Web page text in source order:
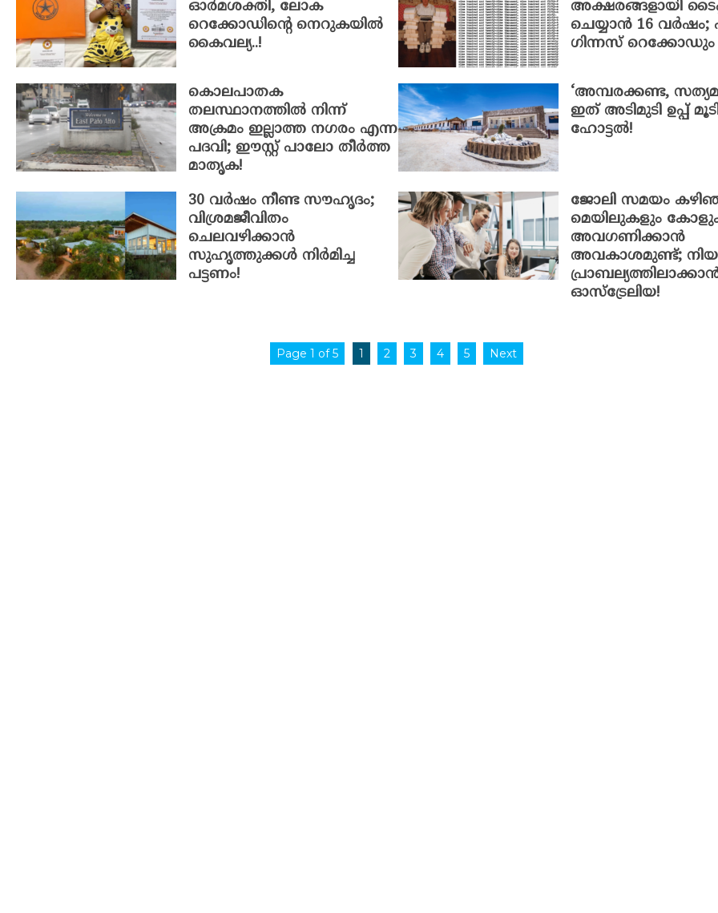
ഓർമശക്തി, ലോക
റെക്കോഡിന്റെ നെറുകയിൽ
കൈവല്യ..!
അക്ഷരങ്ങളായി
ചെയ്യാൻ 16 വർഷം;
ഗിന്നസ് റെക്കോഡും
കൊലപാതക
തലസ്ഥാനത്തിൽ നിന്ന്
അക്രമം ഇല്ലാത്ത നഗരം എന്ന
പദവി; ഈസ്റ്റ് പാലോ തീർത്ത
മാതൃക!
‘അമ്പരക്കണ്ട,
ഇത് അടിമുടി ഉപ്പ്
ഹോട്ടൽ!
30 വർഷം നീണ്ട സൗഹൃദം;
വിശ്രമജീവിതം
ചെലവഴിക്കാൻ
സുഹൃത്തുക്കൾ നിർമിച്ച
പട്ടണം!
ജോലി സമയം
മെയിലുകളും
അവഗണിക്കാൻ
അവകാശമുണ്ട്;
ഓസ്ട്രേലിയ!
Page 1 of 5 1 2 3 4 5 Next